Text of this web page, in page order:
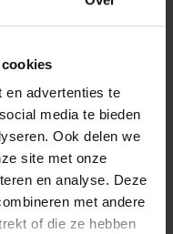
en advertenties te
media te bieden
Ook delen we
site met onze
en analyse. Deze
met andere
of die ze hebben
en klinieken,